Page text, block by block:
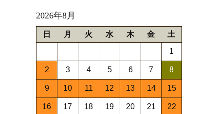
2026年8月
日 月 火 水 木 金 土
1
2 3 4 5 6 7 8
9 10 11 12 13 14 15
16 17 18 19 20 21 22